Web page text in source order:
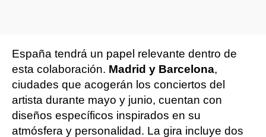
España tendrá un papel relevante dentro de
esta colaboración. Madrid y Barcelona,
ciudades que acogerán los conciertos del
artista durante mayo y junio, cuentan con
diseños específicos inspirados en su
atmósfera y personalidad. La gira incluye dos